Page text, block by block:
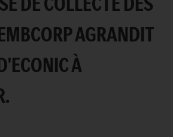
AGRANDIT
À